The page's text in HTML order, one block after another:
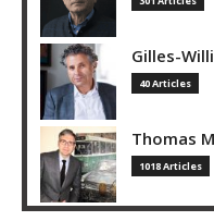
Gilles-
40 Articles
Thomas
1018 Articles